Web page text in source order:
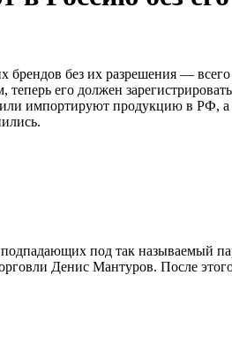
без их разрешения —
его должен
импортируют продукцию в РФ,
под так называемый
Денис Мантуров. После